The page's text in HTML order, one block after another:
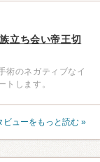
立ち会い帝王切
術のネガティブなイ
トします。
ビューをもっと読む »